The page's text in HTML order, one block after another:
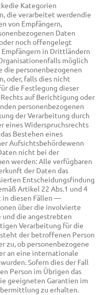
die Kategorien
die verarbeitet werdendie
von Empfängern,
Daten
noch offengelegt
in Drittländern
falls möglich
die personenbezogenen
oder, falls dies nicht
die Festlegung dieser
auf Berichtigung oder
personenbezogenen
der Verarbeitung durch
eines Widerspruchsrechts
das Bestehen eines
Aufsichtsbehördewenn
nicht bei der
werden: Alle verfügbaren
der Daten das
Entscheidungsfindung
Artikel 22 Abs.1 und 4
in diesen Fällen —
über die involvierte
und die angestrebten
Verarbeitung für die
der betroffenen Person
zu, ob personenbezogene
an eine internationale
Sofern dies der Fall
Person im Übrigen das
geeigneten Garantien im
zu erhalten.